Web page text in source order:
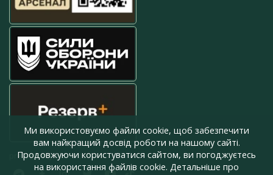
press@armyinform.com.ua
Ми використовуємо файли cookie, щоб забезпечити
вам найкращий досвід роботи на нашому сайті.
Продовжуючи користуватися сайтом, ви погоджуєтесь
на використання файлів cookie. Детальніше про